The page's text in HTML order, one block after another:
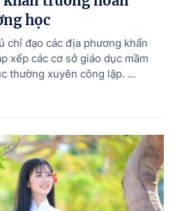
học
chỉ đạo các địa phương khẩn
xếp các cơ sở giáo dục mầm
thường xuyên công lập. ...